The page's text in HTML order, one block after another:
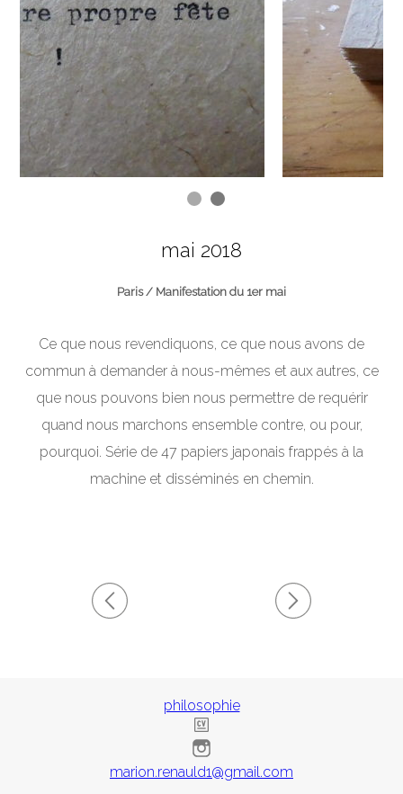
mai 2018
Paris / Manifestation du 1er mai
Ce que nous revendiquons, ce que nous avons de
commun à demander à nous-mêmes et aux autres, ce
que nous pouvons bien nous permettre de requérir
quand nous marchons ensemble contre, ou pour,
pourquoi. Série de 47 papiers japonais frappés à la
machine et disséminés en chemin.
philosophie
marion.renauld1@gmail.com